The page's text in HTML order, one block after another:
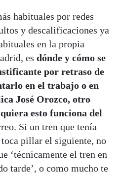
habituales por redes
y descalificaciones ya
en la propia
es dónde y cómo se
por retraso de
en el trabajo o en
José Orozco, otro
esto funciona del
Si un tren que tenía
toca pillar el siguiente, no
‘técnicamente el tren en
tarde’, o como mucho te